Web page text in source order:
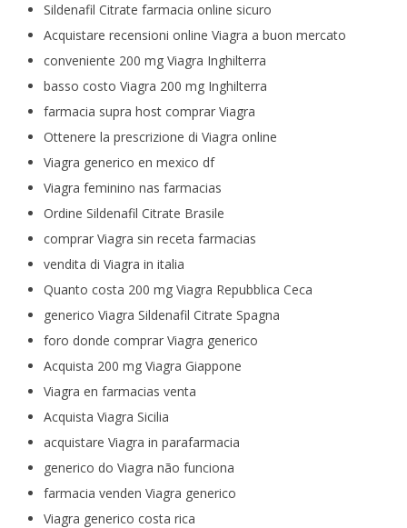
Sildenafil Citrate farmacia online sicuro
Acquistare recensioni online Viagra a buon mercato
conveniente 200 mg Viagra Inghilterra
basso costo Viagra 200 mg Inghilterra
farmacia supra host comprar Viagra
Ottenere la prescrizione di Viagra online
Viagra generico en mexico df
Viagra feminino nas farmacias
Ordine Sildenafil Citrate Brasile
comprar Viagra sin receta farmacias
vendita di Viagra in italia
Quanto costa 200 mg Viagra Repubblica Ceca
generico Viagra Sildenafil Citrate Spagna
foro donde comprar Viagra generico
Acquista 200 mg Viagra Giappone
Viagra en farmacias venta
Acquista Viagra Sicilia
acquistare Viagra in parafarmacia
generico do Viagra não funciona
farmacia venden Viagra generico
Viagra generico costa rica